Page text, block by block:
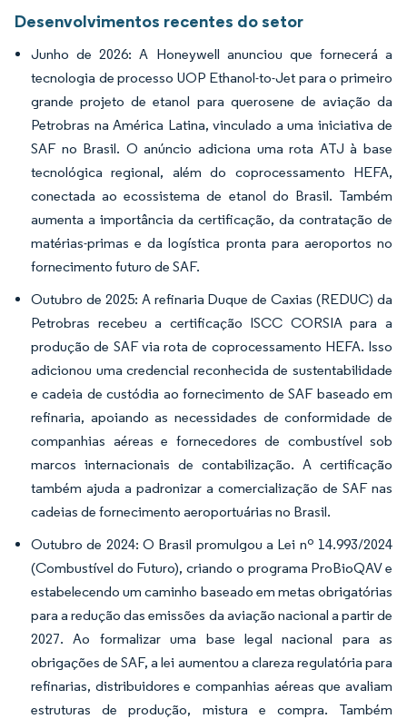
Desenvolvimentos recentes do setor
Junho de 2026: A Honeywell anunciou que fornecerá a
tecnologia de processo UOP Ethanol-to-Jet para o primeiro
grande projeto de etanol para querosene de aviação da
Petrobras na América Latina, vinculado a uma iniciativa de
SAF no Brasil. O anúncio adiciona uma rota ATJ à base
tecnológica regional, além do coprocessamento HEFA,
conectada ao ecossistema de etanol do Brasil. Também
aumenta a importância da certificação, da contratação de
matérias-primas e da logística pronta para aeroportos no
fornecimento futuro de SAF.
Outubro de 2025: A refinaria Duque de Caxias (REDUC) da
Petrobras recebeu a certificação ISCC CORSIA para a
produção de SAF via rota de coprocessamento HEFA. Isso
adicionou uma credencial reconhecida de sustentabilidade
e cadeia de custódia ao fornecimento de SAF baseado em
refinaria, apoiando as necessidades de conformidade de
companhias aéreas e fornecedores de combustível sob
marcos internacionais de contabilização. A certificação
também ajuda a padronizar a comercialização de SAF nas
cadeias de fornecimento aeroportuárias no Brasil.
Outubro de 2024: O Brasil promulgou a Lei nº 14.993/2024
(Combustível do Futuro), criando o programa ProBioQAV e
estabelecendo um caminho baseado em metas obrigatórias
para a redução das emissões da aviação nacional a partir de
2027. Ao formalizar uma base legal nacional para as
obrigações de SAF, a lei aumentou a clareza regulatória para
refinarias, distribuidores e companhias aéreas que avaliam
estruturas de produção, mistura e compra. Também